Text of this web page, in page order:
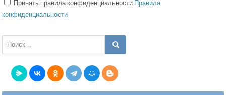
Принять правила конфиденциальности Правила
конфиденциальности